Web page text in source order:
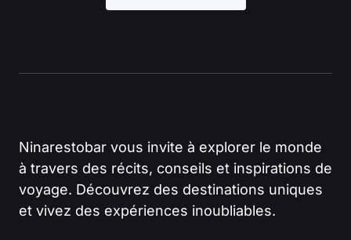
Ninarestobar vous invite à explorer le monde
à travers des récits, conseils et inspirations de
voyage. Découvrez des destinations uniques
et vivez des expériences inoubliables.